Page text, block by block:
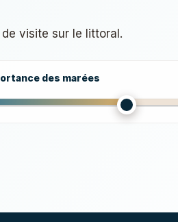
visite sur le littoral.
des marées